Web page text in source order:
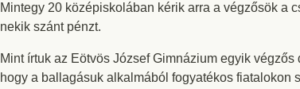
Mintegy 20 középiskolában kérik arra a végzősök a
nekik szánt pénzt.
Mint írtuk az Eötvös József Gimnázium egyik
hogy a ballagásuk alkalmából fogyatékos fiatalokon